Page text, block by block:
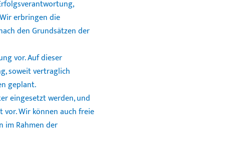
erbringen die
den Grundsätzen der
vor. Auf dieser
soweit vertraglich
geplant.
eingesetzt werden, und
Wir können auch freie
im Rahmen der